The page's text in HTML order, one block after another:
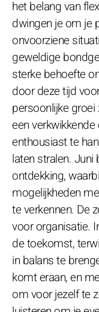
het belang van
dwingen je om je
onvoorziene
geweldige
sterke behoefte
door deze tijd
persoonlijke
een
enthousiast te
laten stralen.
ontdekking,
mogelijkheden
te verkennen. De
voor organisatie.
de toekomst,
in balans te
komt eraan, en
om voor jezelf te